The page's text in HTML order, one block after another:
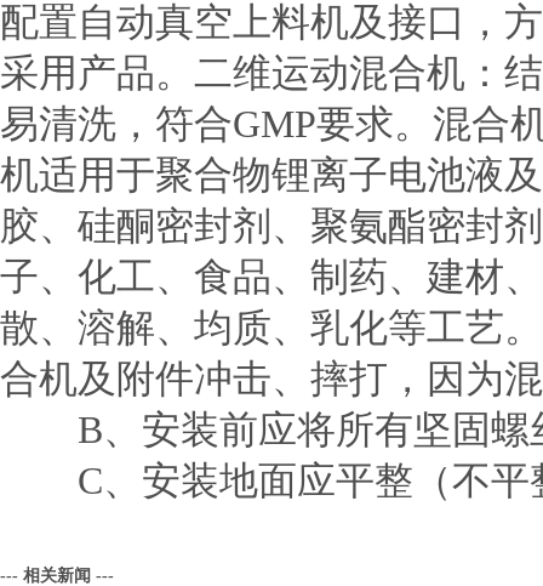
配置自动真空上料机及接口，
采用产品。二维运动混合机：
易清洗，符合GMP要求。混合
机适用于聚合物锂离子电池液
胶、硅酮密封剂、聚氨酯密封
子、化工、食品、制药、建材
散、溶解、均质、乳化等工艺。
合机及附件冲击、摔打，因为
B、安装前应将所有坚固螺
C、安装地面应平整（不平
--- 相关新闻 ---